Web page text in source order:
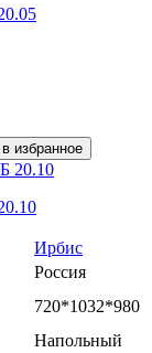
избранное
Ирбис
Россия
720*1032*980
Напольный